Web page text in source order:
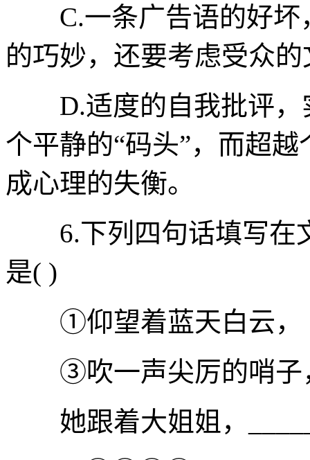
C.一条广告语的好坏
的巧妙，还要考虑受众
D.适度的自我批评，
个平静的“码头”，而超
成心理的失衡。
6.下列四句话填写在
是( )
①仰望着蓝天白云，
③吹一声尖厉的哨子
她跟着大姐姐，